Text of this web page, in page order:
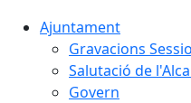
Ajuntament
Gravacions
Salutació de
Govern